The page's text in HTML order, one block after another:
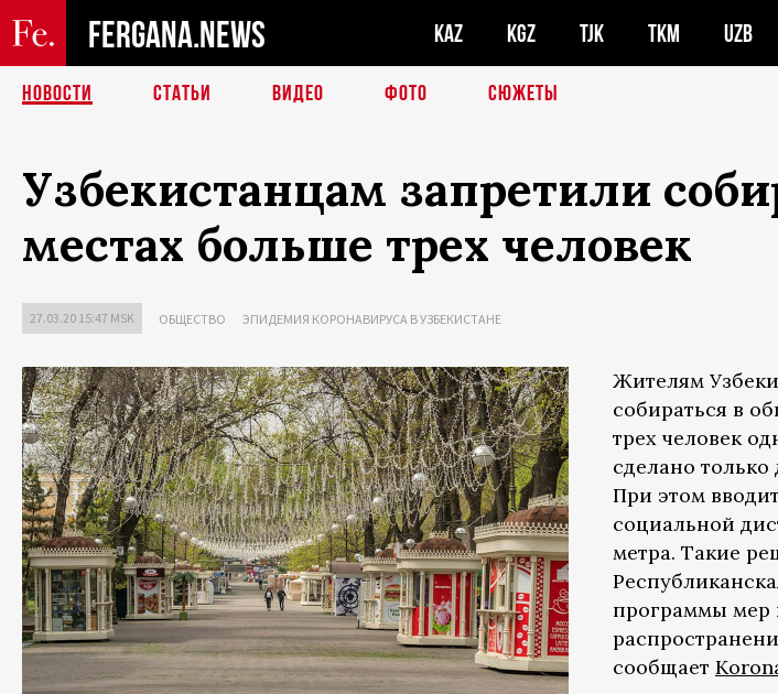
FERGANA.NEWS KAZ KGZ TJK TKM UZB
НОВОСТИ СТАТЬИ ВИДЕО ФОТО СЮЖЕТЫ
Узбекистанцам запретили
местах больше трех человек
27.03.20 15:47 MSK ОБЩЕСТВО ЭПИДЕМИЯ КОРОНАВИРУСА В УЗБЕКИСТАНЕ
Жителям
собираться в
трех человек
сделано
При этом
социальной
метра. Такие
программы
сообщает